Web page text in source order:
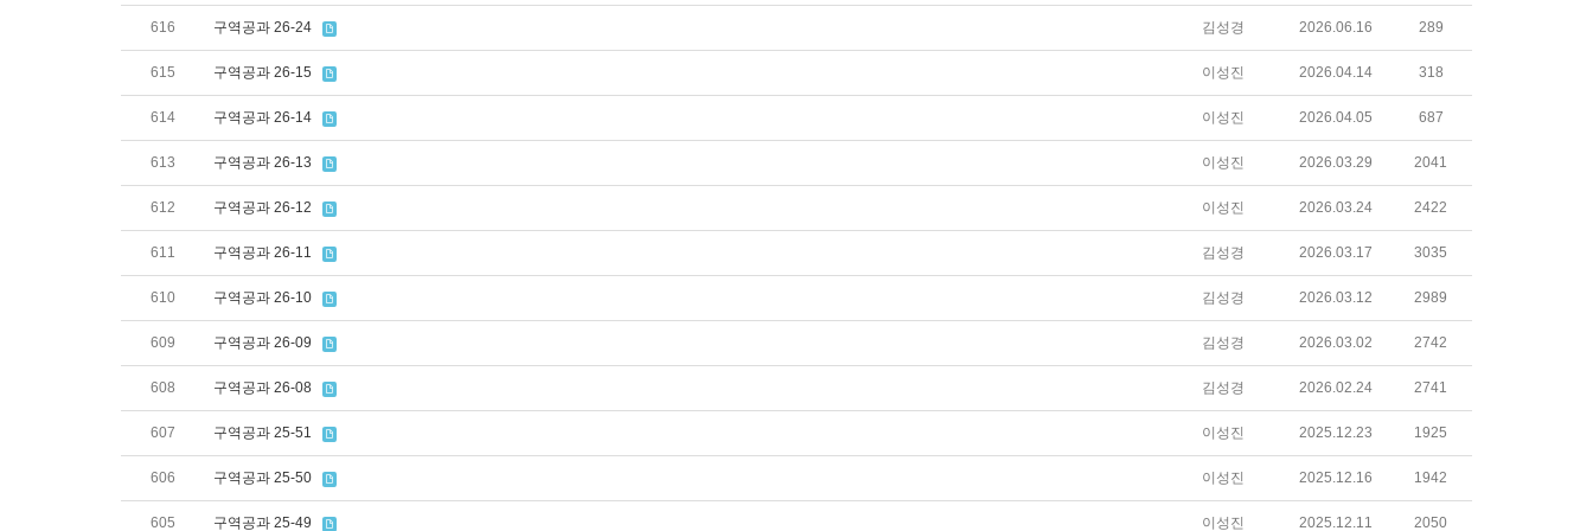
616 구역공과 26-24 김성경 2026.06.16 289
615 구역공과 26-15 이성진 2026.04.14 318
614 구역공과 26-14 이성진 2026.04.05 687
613 구역공과 26-13 이성진 2026.03.29 2041
612 구역공과 26-12 이성진 2026.03.24 2422
611 구역공과 26-11 김성경 2026.03.17 3035
610 구역공과 26-10 김성경 2026.03.12 2989
609 구역공과 26-09 김성경 2026.03.02 2742
608 구역공과 26-08 김성경 2026.02.24 2741
607 구역공과 25-51 이성진 2025.12.23 1925
606 구역공과 25-50 이성진 2025.12.16 1942
605 구역공과 25-49 이성진 2025.12.11 2050